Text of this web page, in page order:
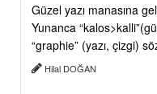
Güzel yazı manasına
Yunanca
“graphie” (yazı, çizgi)
Hilal DOĞAN